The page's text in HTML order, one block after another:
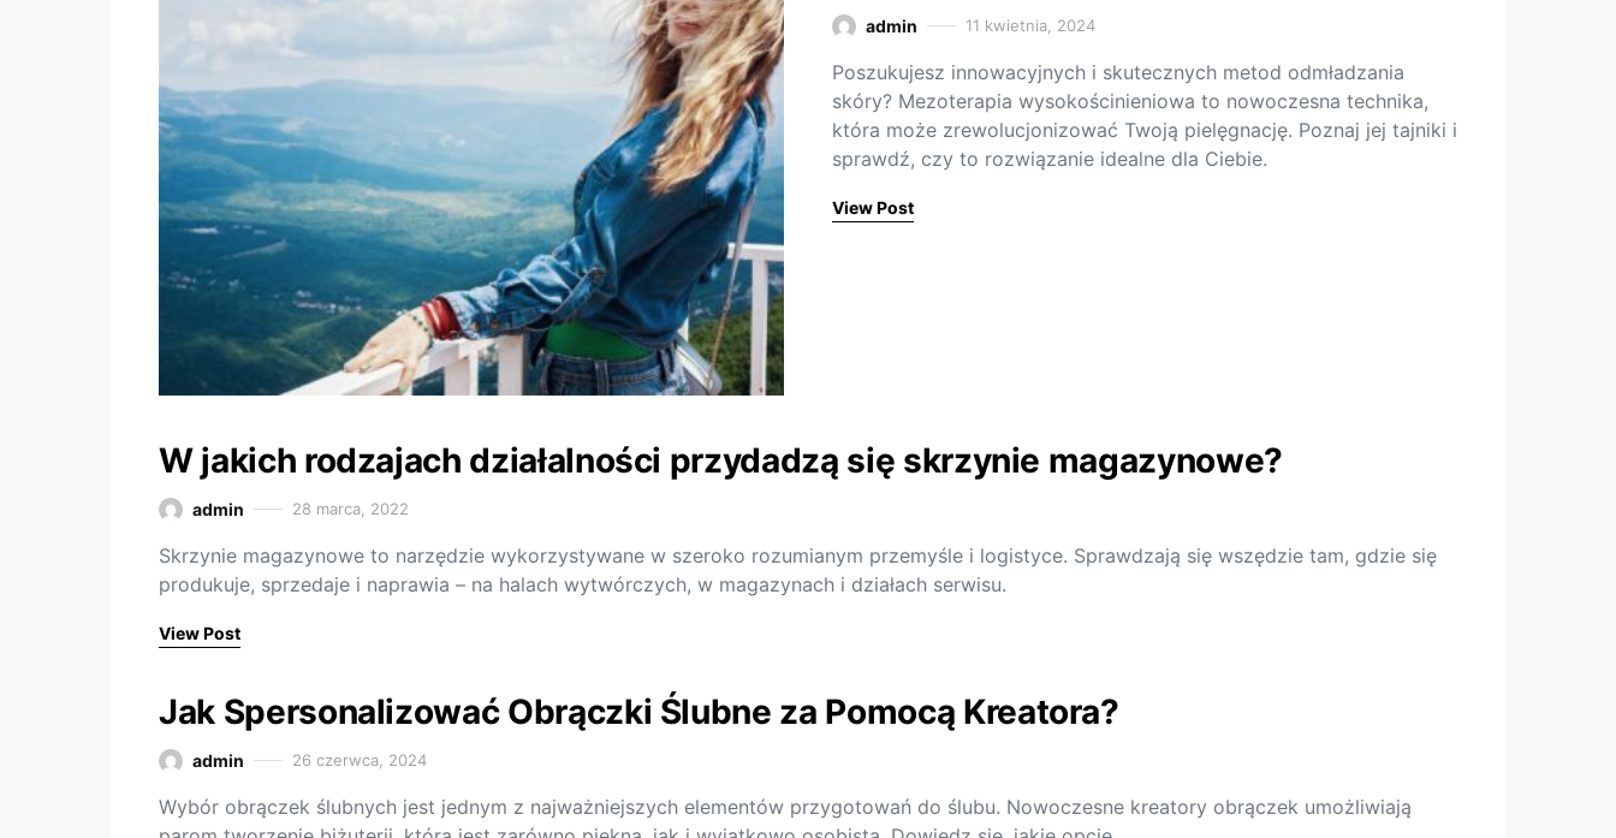
admin 11 kwietnia, 2024
Poszukujesz innowacyjnych i skutecznych metod odmładzania
skóry? Mezoterapia wysokościnieniowa to nowoczesna technika,
która może zrewolucjonizować Twoją pielęgnację. Poznaj jej tajniki i
sprawdź, czy to rozwiązanie idealne dla Ciebie.
View Post
W jakich rodzajach działalności przydadzą się skrzynie magazynowe?
admin 28 marca, 2022
Skrzynie magazynowe to narzędzie wykorzystywane w szeroko rozumianym przemyśle i logistyce. Sprawdzają się wszędzie tam, gdzie się
produkuje, sprzedaje i naprawia – na halach wytwórczych, w magazynach i działach serwisu.
View Post
Jak Spersonalizować Obrączki Ślubne za Pomocą Kreatora?
admin 26 czerwca, 2024
Wybór obrączek ślubnych jest jednym z najważniejszych elementów przygotowań do ślubu. Nowoczesne kreatory obrączek umożliwiają